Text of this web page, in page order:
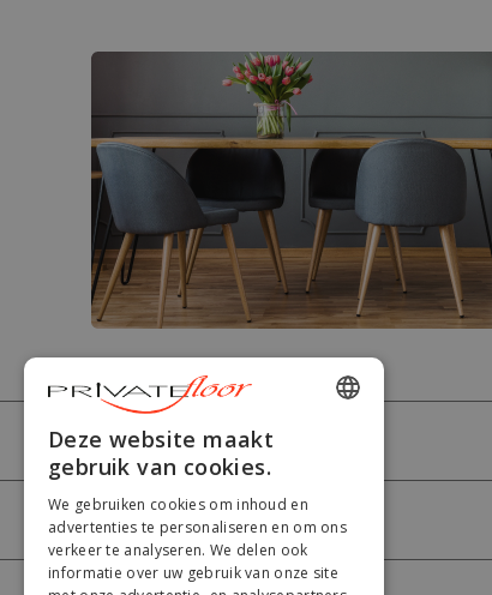
PRIVATEFLOOR
HULP DUTCH
GERMAN
Deze website maakt
gebruik van cookies.
We gebruiken cookies om inhoud en
advertenties te personaliseren en om ons
verkeer te analyseren. We delen ook
informatie over uw gebruik van onze site